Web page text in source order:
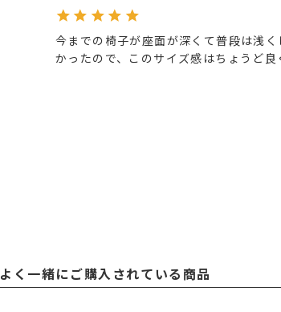
今までの椅子が座面が深くて普段は浅
かったので、このサイズ感はちょうど良
よく一緒にご購入されている商品